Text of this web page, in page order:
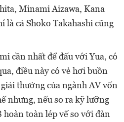
Minami Aizawa, Kana
là cả Shoko Takahashi cũng
cần nhất để đấu với Yua, có
điều này có vẻ hơi buồn
thưởng của ngành AV vốn
nhưng, nếu so ra kỹ lưỡng
toàn lép vế so với đàn